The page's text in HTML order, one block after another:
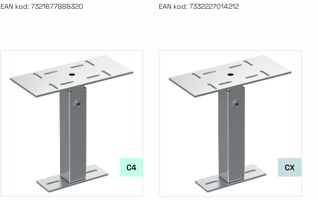
EAN kod: 7321677888320
EAN kod: 7332227014212
C4 CX